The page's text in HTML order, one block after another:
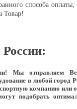
способа оплаты,
Товар!
Мы отправляем
в любой город
компанию или
подобрать